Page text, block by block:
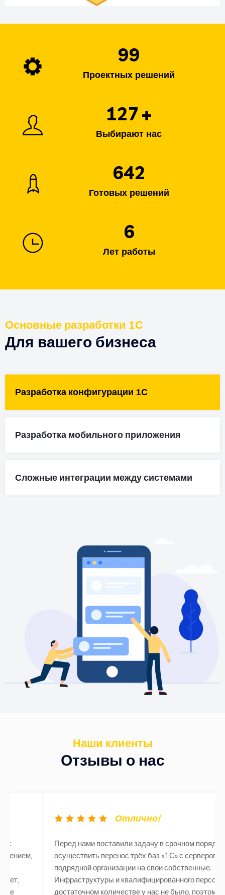
142
Проектных решений
183 +
Выбирают нас
923
Готовых решений
8
Лет работы
Основные разработки 1С
Для вашего бизнеса
Разработка конфигурации 1С
Разработка мобильного приложения
Сложные интеграции между системами
Наши клиенты
Отзывы о нас
Отлично!
Перед нами поставили задачу в срочном порядке
осуществить перенос трёх баз «1С» с серверов
подрядной организации на свои собственные.
Инфраструктуры и квалифицированного персонала в
достаточном количестве у нас не было, поэтому